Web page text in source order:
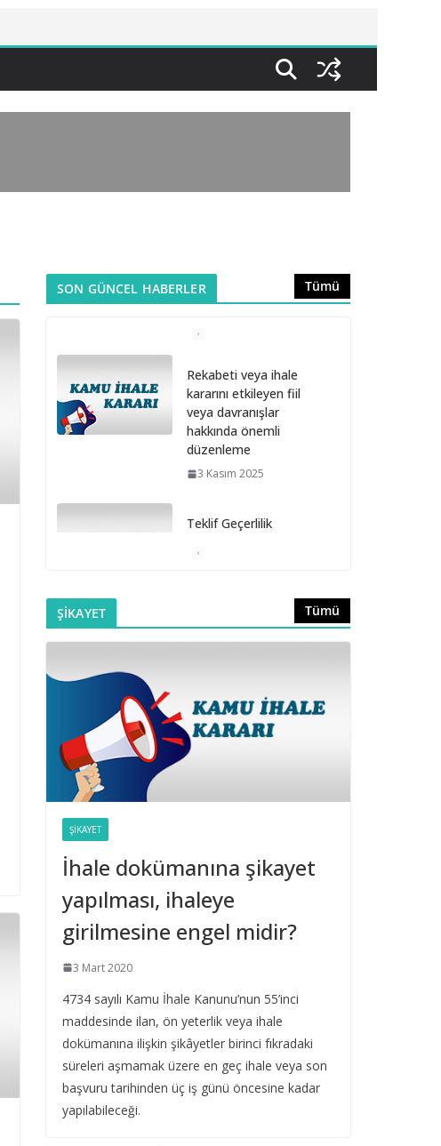
SON GÜNCEL HABERLER Tümü
Rekabeti veya ihale
kararını etkileyen fiil
veya davranışlar
hakkında önemli
düzenleme
3 Kasım 2025
Teklif Geçerlilik
Davet Süresi İçinde
Komisyonunun
Kurulmaması
Belediye Şirketleri Bağış
Taşıt Kiralama
İhalesinde Damga
Vergisi Oranının Hatalı
Belirlenmesi
Yıl Boyunca Yapılan
Alımların 3 (g) İstisna
Limitinin Aşılması
16 Eylül 2025
ŞİKAYET Tümü
ŞIKAYET
İhale dokümanına şikayet
yapılması, ihaleye
girilmesine engel midir?
3 Mart 2020
4734 sayılı Kamu İhale Kanunu’nun 55’inci
maddesinde ilan, ön yeterlik veya ihale
dokümanına ilişkin şikâyetler birinci fıkradaki
süreleri aşmamak üzere en geç ihale veya son
başvuru tarihinden üç iş günü öncesine kadar
yapılabileceği.